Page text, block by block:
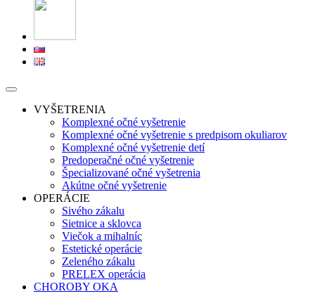
VYŠETRENIA
Komplexné očné vyšetrenie
Komplexné očné vyšetrenie s predpisom okuliarov
Komplexné očné vyšetrenie detí
Predoperačné očné vyšetrenie
Špecializované očné vyšetrenia
Akútne očné vyšetrenie
OPERÁCIE
Sivého zákalu
Sietnice a sklovca
Viečok a mihalníc
Estetické operácie
Zeleného zákalu
PRELEX operácia
CHOROBY OKA